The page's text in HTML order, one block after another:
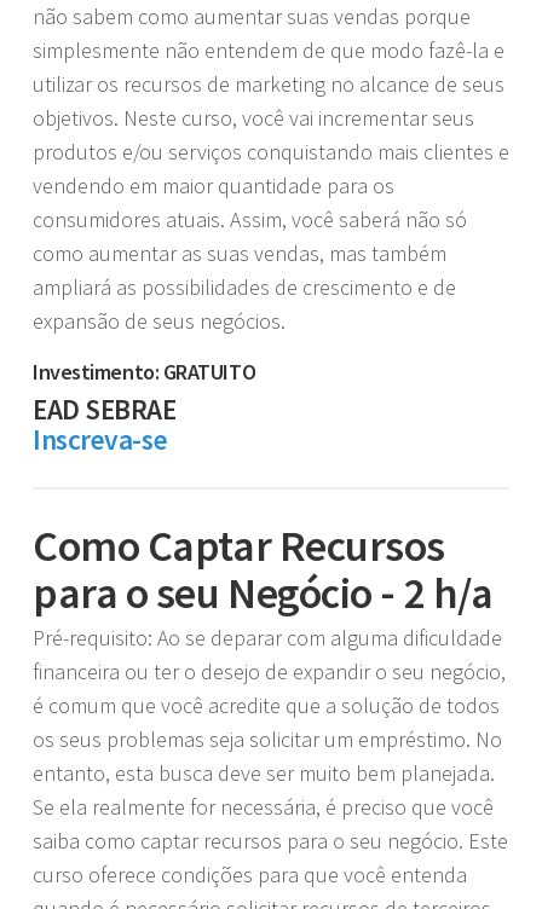
não sabem como aumentar suas vendas porque
simplesmente não entendem de que modo fazê-la e
utilizar os recursos de marketing no alcance de seus
objetivos. Neste curso, você vai incrementar seus
produtos e/ou serviços conquistando mais clientes e
vendendo em maior quantidade para os
consumidores atuais. Assim, você saberá não só
como aumentar as suas vendas, mas também
ampliará as possibilidades de crescimento e de
expansão de seus negócios.
Investimento: GRATUITO
EAD SEBRAE
Inscreva-se
Como Captar Recursos
para o seu Negócio - 2 h/a
Pré-requisito: Ao se deparar com alguma dificuldade
financeira ou ter o desejo de expandir o seu negócio,
é comum que você acredite que a solução de todos
os seus problemas seja solicitar um empréstimo. No
entanto, esta busca deve ser muito bem planejada.
Se ela realmente for necessária, é preciso que você
saiba como captar recursos para o seu negócio. Este
curso oferece condições para que você entenda